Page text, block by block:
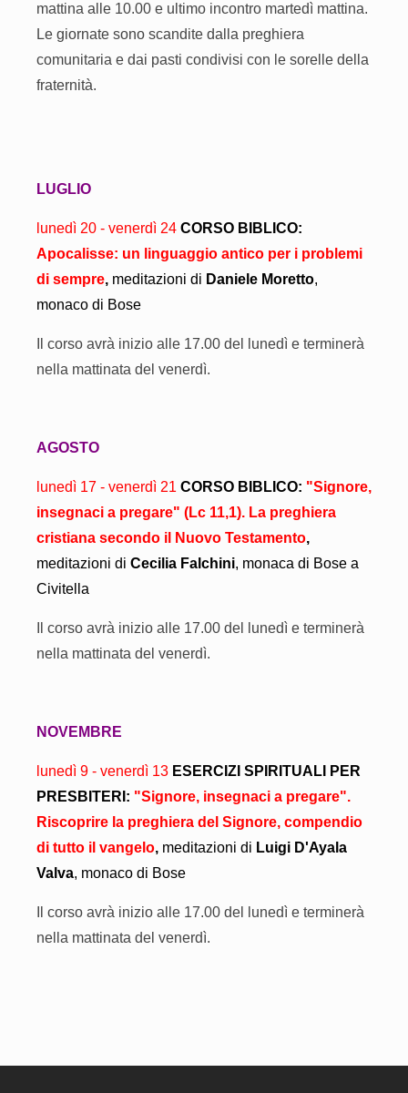
mattina alle 10.00 e ultimo incontro martedì mattina.
Le giornate sono scandite dalla preghiera
comunitaria e dai pasti condivisi con le sorelle della
fraternità.
LUGLIO
lunedì 20 - venerdì 24 CORSO BIBLICO:
Apocalisse: un linguaggio antico per i problemi
di sempre, meditazioni di Daniele Moretto,
monaco di Bose
Il corso avrà inizio alle 17.00 del lunedì e terminerà
nella mattinata del venerdì.
AGOSTO
lunedì 17 - venerdì 21 CORSO BIBLICO: "Signore,
insegnaci a pregare" (Lc 11,1). La preghiera
cristiana secondo il Nuovo Testamento,
meditazioni di Cecilia Falchini, monaca di Bose a
Civitella
Il corso avrà inizio alle 17.00 del lunedì e terminerà
nella mattinata del venerdì.
NOVEMBRE
lunedì 9 - venerdì 13 ESERCIZI SPIRITUALI PER
PRESBITERI: "Signore, insegnaci a pregare".
Riscoprire la preghiera del Signore, compendio
di tutto il vangelo, meditazioni di Luigi D'Ayala
Valva, monaco di Bose
Il corso avrà inizio alle 17.00 del lunedì e terminerà
nella mattinata del venerdì.